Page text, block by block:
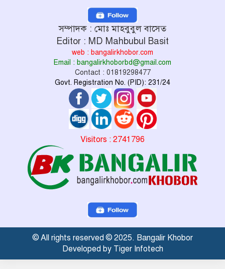
সম্পাদক : মোঃ মাহবুবুল বাসেত
Editor : MD Mahbubul Basit
web : bangalirkhobor.com
Email : bangalirkhoborbd@gmail.com
Contact : 01819298477
Govt. Registration No. (PID): 231/24
Visitors : 2741796
© All rights reserved © 2025. Bangalir Khobor
Developed by Tiger Infotech